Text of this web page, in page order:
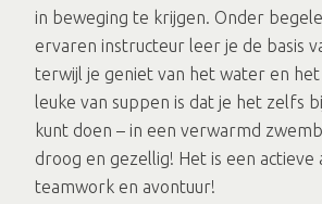
in beweging te krijgen. Onder
ervaren instructeur leer je de basis
terwijl je geniet van het water en het
leuke van suppen is dat je het zelfs
kunt doen – in een verwarmd
droog en gezellig! Het is een actieve
teamwork en avontuur!